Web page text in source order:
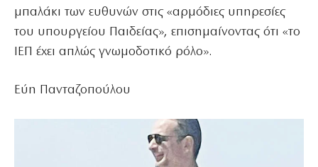
μπαλάκι των ευθυνών στις «αρμόδιες υπηρεσίες
του υπουργείου Παιδείας», επισημαίνοντας ότι «το
ΙΕΠ έχει απλώς γνωμοδοτικό ρόλο».
Εύη Πανταζοπούλου